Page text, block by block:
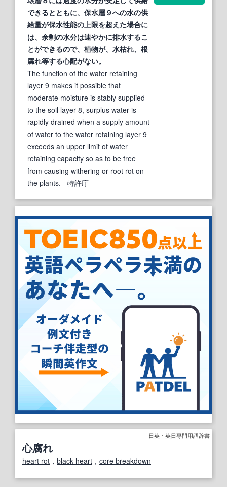
できるとともに、保水層９への水の供
給量が保水性能の上限を超えた場合に
は、余剰の水分は速やかに排水するこ
とができるので、植物が、水枯れ、根
腐れ等する心配がない。
The function of the water retaining
layer 9 makes it possible that
moderate moisture is stably supplied
to the soil layer 8, surplus water is
rapidly drained when a supply amount
of water to the water retaining layer 9
exceeds an upper limit of water
retaining capacity so as to be free
from causing withering or root rot on
the plants. - 特許庁
日英・英日専門用語辞書
心腐れ
heart rot ， black heart ， core breakdown